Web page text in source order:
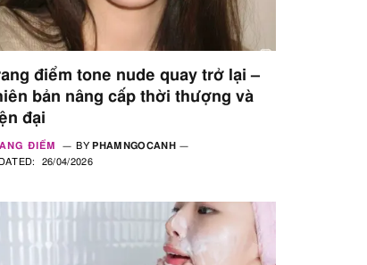
điểm tone nude quay trở lại –
bản nâng cấp thời thượng và
đại
ĐIỂM BY PHAMNGOCANH
26/04/2026